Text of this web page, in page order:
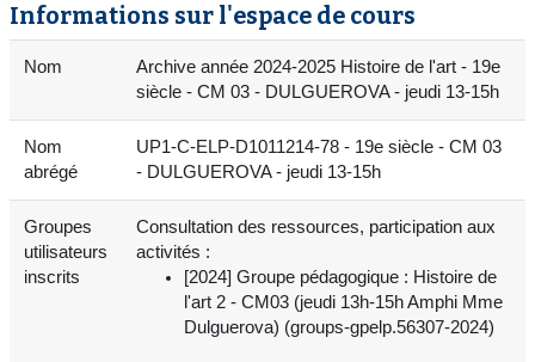
Informations sur l'espace de cours
Nom
Archive année 2024-2025 Histoire de l'art - 19e
siècle - CM 03 - DULGUEROVA - jeudi 13-15h
Nom
abrégé
UP1-C-ELP-D1011214-78 - 19e siècle - CM 03
- DULGUEROVA - jeudi 13-15h
Groupes
utilisateurs
inscrits
Consultation des ressources, participation aux
activités :
[2024] Groupe pédagogique : Histoire de
l'art 2 - CM03 (jeudi 13h-15h Amphi Mme
Dulguerova) (groups-gpelp.56307-2024)